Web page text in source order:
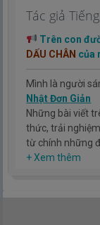
Tác giả
Trên con
DẤU CHÂN của
Mình là người
Nhật Đơn Giản
Những bài viết
thức, trải
từ chính những
Hy vọng rằng
+ Xem thêm